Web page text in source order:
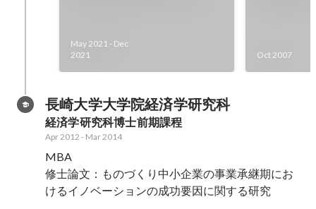
May 2021 - Dec
2021
Oct 2007
長崎大学大学院経済学研究科
経済学研究科博士前期課程
Apr 2012 - Mar 2014
MBA
修士論文：ものづくり中小企業の事業承継期にお
けるイノベーションの成功要因に関する研究